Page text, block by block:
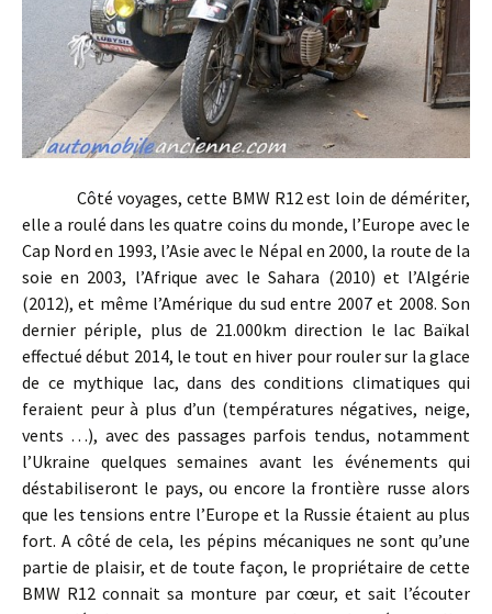
Côté voyages, cette BMW R12 est loin de démériter,
elle a roulé dans les quatre coins du monde, l’Europe avec le
Cap Nord en 1993, l’Asie avec le Népal en 2000, la route de la
soie en 2003, l’Afrique avec le Sahara (2010) et l’Algérie
(2012), et même l’Amérique du sud entre 2007 et 2008. Son
dernier périple, plus de 21.000km direction le lac Baïkal
effectué début 2014, le tout en hiver pour rouler sur la glace
de ce mythique lac, dans des conditions climatiques qui
feraient peur à plus d’un (températures négatives, neige,
vents …), avec des passages parfois tendus, notamment
l’Ukraine quelques semaines avant les événements qui
déstabiliseront le pays, ou encore la frontière russe alors
que les tensions entre l’Europe et la Russie étaient au plus
fort. A côté de cela, les pépins mécaniques ne sont qu’une
partie de plaisir, et de toute façon, le propriétaire de cette
BMW R12 connait sa monture par cœur, et sait l’écouter